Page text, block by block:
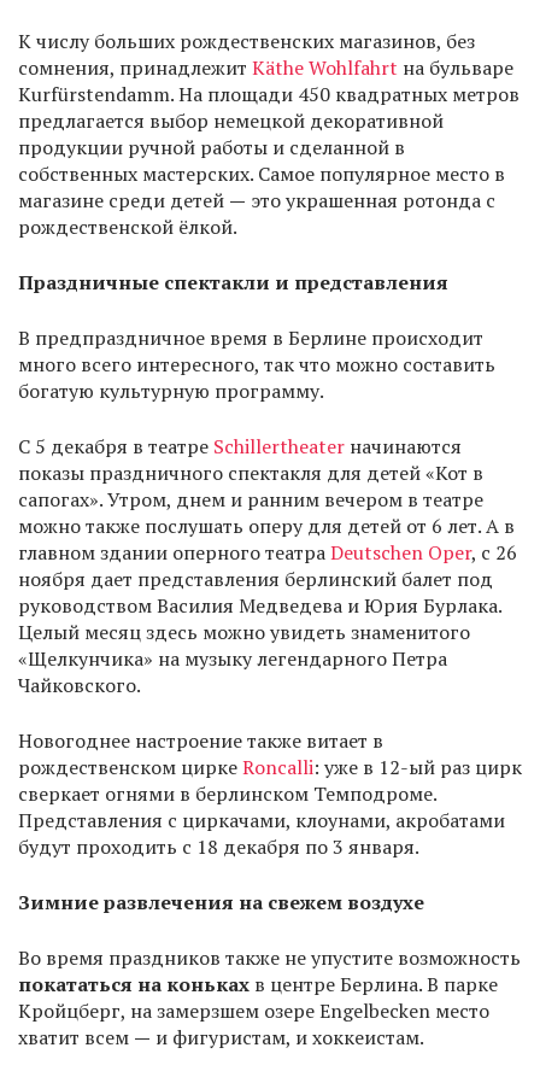
К числу больших рождественских магазинов, без
сомнения, принадлежит Käthe Wohlfahrt на бульваре
Kurfürstendamm. На площади 450 квадратных метров
предлагается выбор немецкой декоративной
продукции ручной работы и сделанной в
собственных мастерских. Самое популярное место в
магазине среди детей — это украшенная ротонда с
рождественской ёлкой.
Праздничные спектакли и представления
В предпраздничное время в Берлине происходит
много всего интересного, так что можно составить
богатую культурную программу.
С 5 декабря в театре Schillertheater начинаются
показы праздничного спектакля для детей «Кот в
сапогах». Утром, днем и ранним вечером в театре
можно также послушать оперу для детей от 6 лет. А в
главном здании оперного театраDeutschen Oper, с 26
ноября дает представления берлинский балет под
руководством Василия Медведева и Юрия Бурлака.
Целый месяц здесь можно увидеть знаменитого
«Щелкунчика» на музыку легендарного Петра
Чайковского.
Новогоднее настроение также витает в
рождественском циркеRoncalli: уже в 12-ый раз цирк
сверкает огнями в берлинском Темподроме.
Представления с циркачами, клоунами, акробатами
будут проходить с 18 декабря по 3 января.
Зимние развлечения на свежем воздухе
Во время праздников также не упустите возможность
покататься на коньках в центре Берлина. В парке
Кройцберг, на замерзшем озере Engelbecken место
хватит всем — и фигуристам, и хоккеистам.